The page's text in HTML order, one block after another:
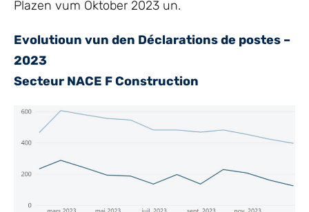
Plazen vum Oktober 2023 un.
Evolutioun vun den Déclarations de postes –
2023
Secteur NACE F Construction